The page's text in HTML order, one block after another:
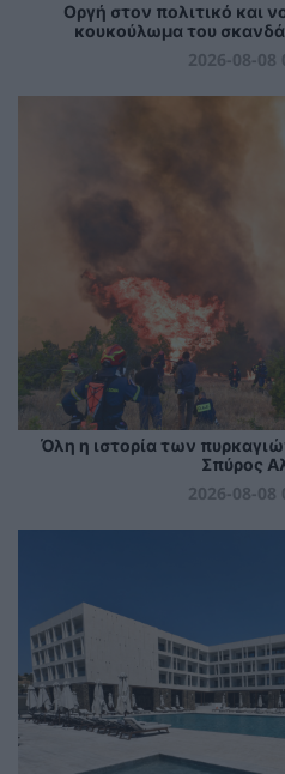
Οργή στον πολιτικό και
κουκούλωμα του
2026-08-08
Όλη η ιστορία των
Σπύρος
2026-08-08